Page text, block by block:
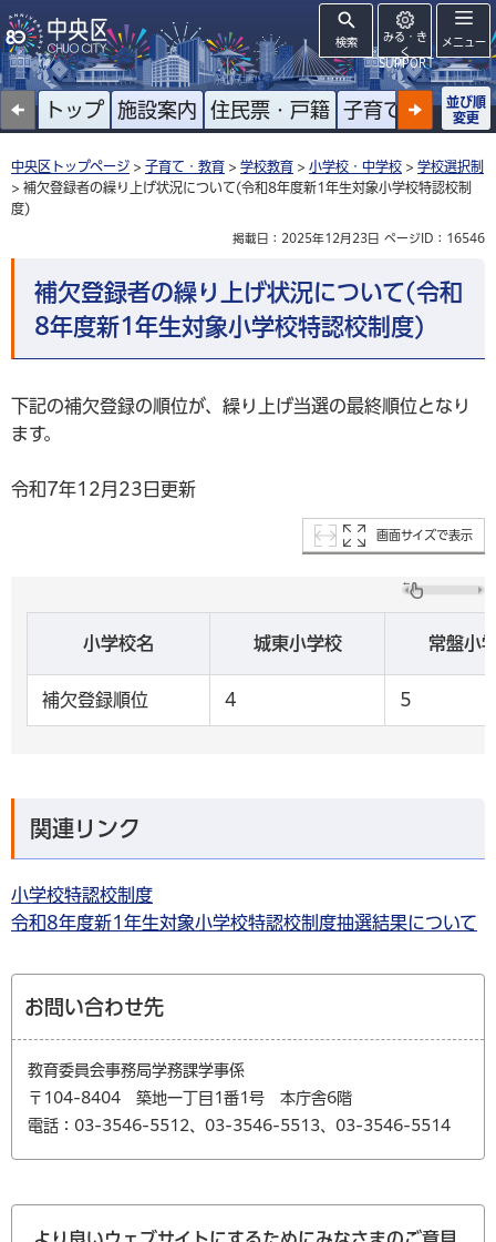
検索
みる・き
く
SUPPORT
メニュー
トップ 施設案内 住民票・戸籍 子育て 高齢者
並び順
変更
中央区トップページ > 子育て・教育 > 学校教育 > 小学校・中学校 > 学校選択制
> 補欠登録者の繰り上げ状況について(令和8年度新1年生対象小学校特認校制
度)
掲載日：2025年12月23日 ページID：16546
補欠登録者の繰り上げ状況について(令和
8年度新1年生対象小学校特認校制度)
下記の補欠登録の順位が、繰り上げ当選の最終順位となり
ます。
令和7年12月23日更新
画面サイズで表示
小学校名 城東小学校 常盤小
補欠登録順位 4 5
関連リンク
小学校特認校制度
令和8年度新1年生対象小学校特認校制度抽選結果について
お問い合わせ先
教育委員会事務局学務課学事係
〒104-8404 築地一丁目1番1号 本庁舎6階
電話：03-3546-5512、03-3546-5513、03-3546-5514
より良いウェブサイトにするためにみなさまのご意見